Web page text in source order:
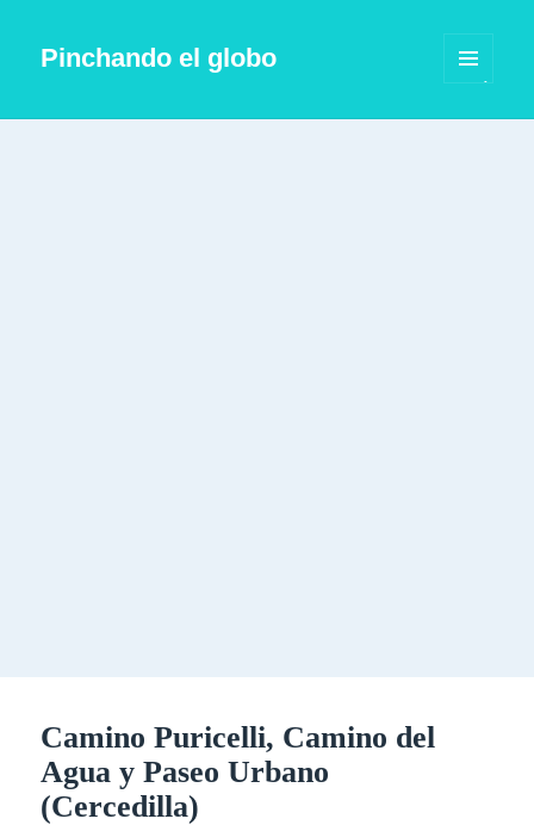
Pinchando el globo
WIDGETS
Camino Puricelli, Camino del
Agua y Paseo Urbano
(Cercedilla)